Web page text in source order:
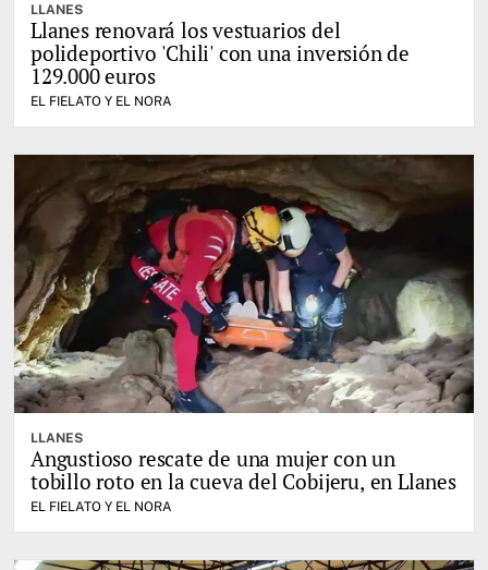
LLANES
Llanes renovará los vestuarios del
polideportivo 'Chili' con una inversión de
129.000 euros
EL FIELATO Y EL NORA
LLANES
Angustioso rescate de una mujer con un
tobillo roto en la cueva del Cobijeru, en Llanes
EL FIELATO Y EL NORA